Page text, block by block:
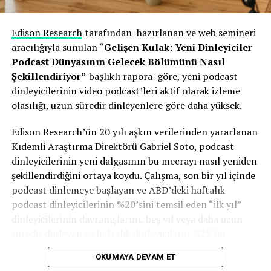
YouTube ve Podcast’ler
KAÇIRMAYIN
Shure SM7dB’yi piyasaya sürdü
Edison Researchtarafından hazırlanan ve web semineri
aracılığıyla sunulan “Gelişen Kulak: Yeni Dinleyiciler
Podcast Dünyasının Gelecek Bölümünü Nasıl
Şekillendiriyor”başlıklı rapora göre, yeni podcast
dinleyicilerinin video podcast’leri aktif olarak izleme
olasılığı, uzun süredir dinleyenlere göre daha yüksek.
Edison Research’ün 20 yılı aşkın verilerinden yararlanan
Kıdemli Araştırma Direktörü Gabriel Soto, podcast
dinleyicilerinin yeni dalgasının bu mecrayı nasıl yeniden
şekillendirdiğini ortaya koydu. Çalışma, son bir yıl içinde
podcast dinlemeye başlayan ve ABD’deki haftalık
podcast dinleyicilerinin %20’sini temsil eden “ilk yıl”
dinleyicilerinin davranışlarını, beş yıl veya daha uzun
oluşturan “uzun süreli dinleyiciler” ile karşılaştırıyor.
OKUMAYA DEVAM ET